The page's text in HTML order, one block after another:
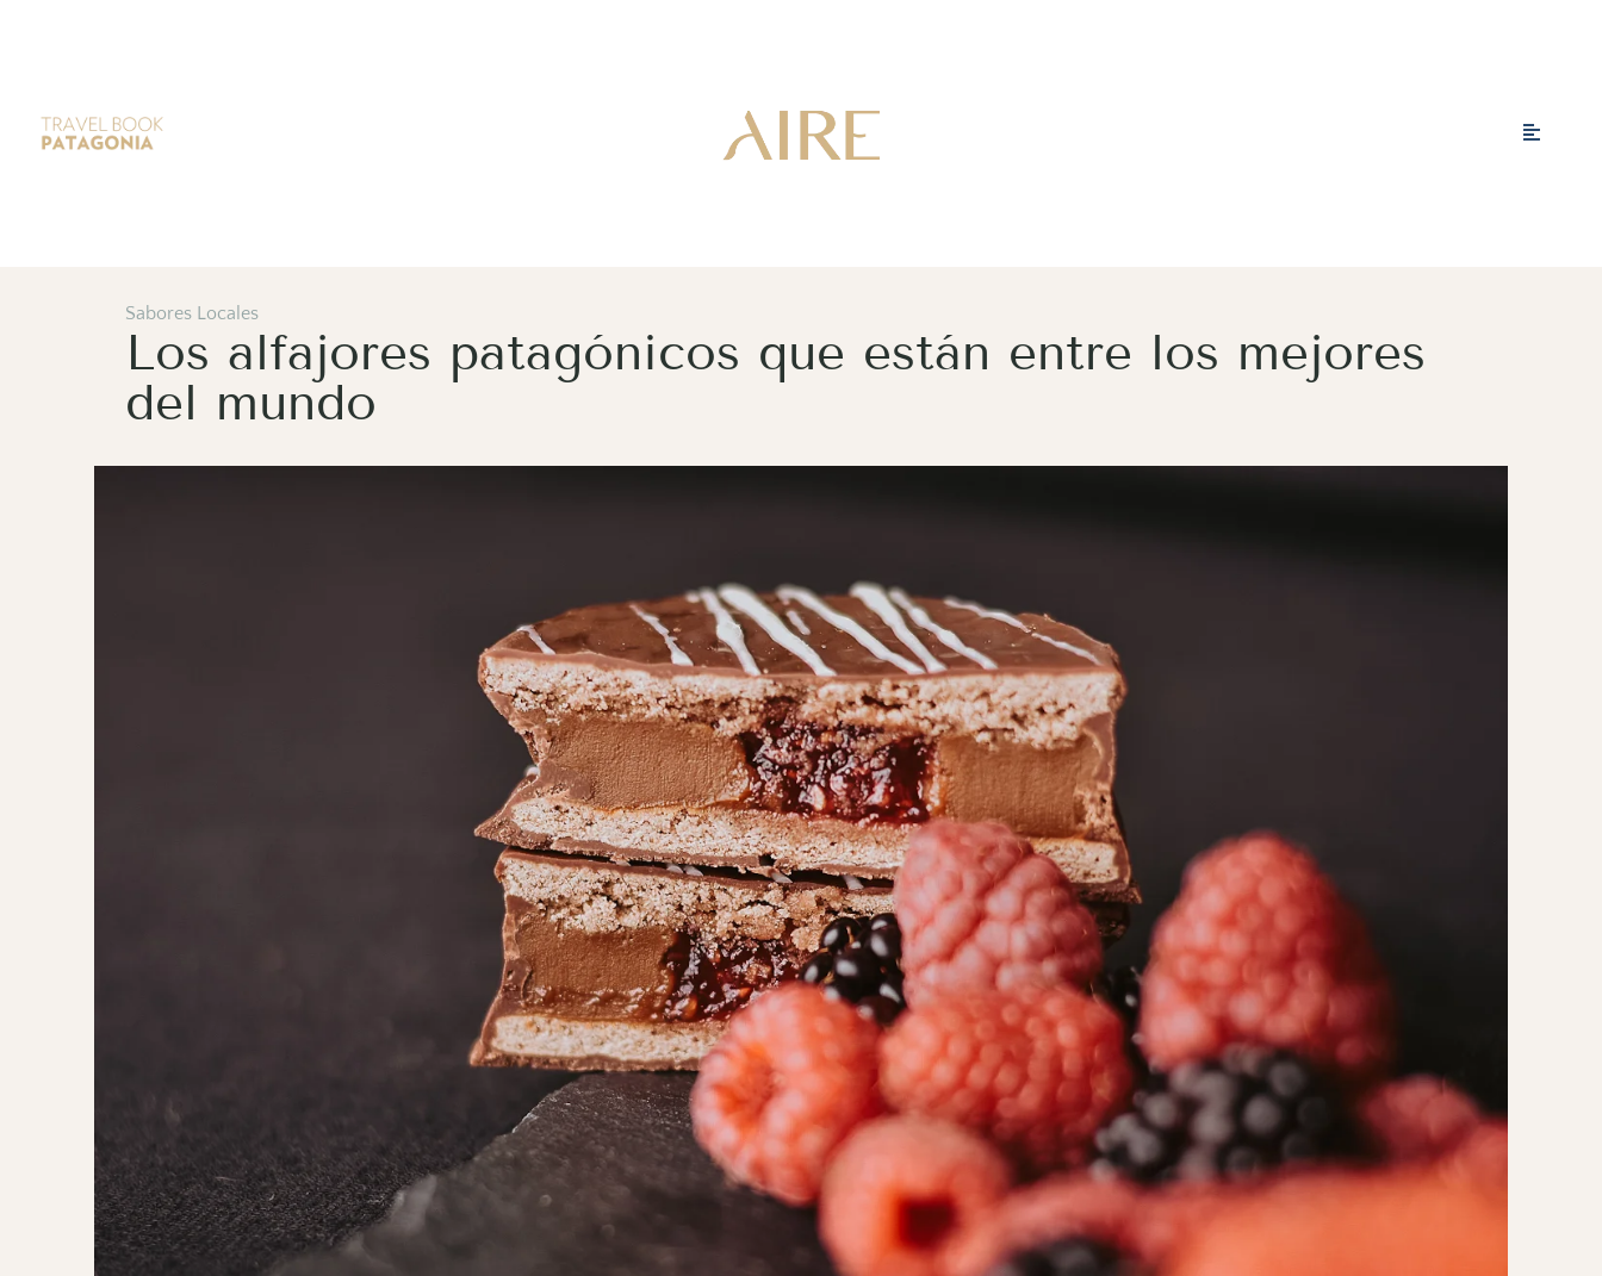
Sabores Locales
Los alfajores patagónicos que están entre los mejores
del mundo